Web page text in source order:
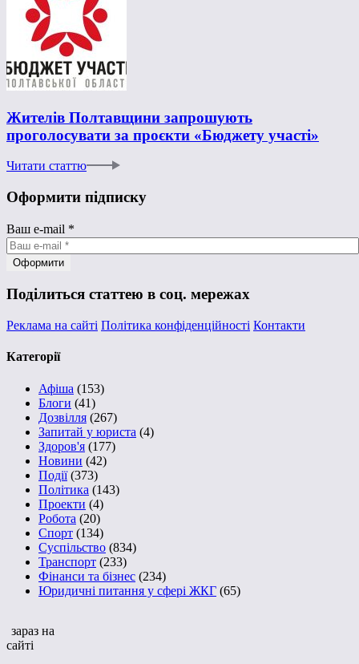
Жителів Полтавщини запрошують
проголосувати за проєкти «Бюджету участі»
Читати статтю
Оформити підписку
Ваш e-mail *
Поділиться статтею в соц. мережах
Реклама на сайті Політика конфіденційності Контакти
Категорії
Афіша (153)
Блоги (41)
Дозвілля (267)
Запитай у юриста (4)
Здоров'я (177)
Новини (42)
Події(373)
Політика (143)
Проекти (4)
Робота (20)
Спорт (134)
Суспільство (834)
Транспорт (233)
Фінанси та бізнес (234)
Юридичні питання у сфері ЖКГ (65)
зараз на
сайті